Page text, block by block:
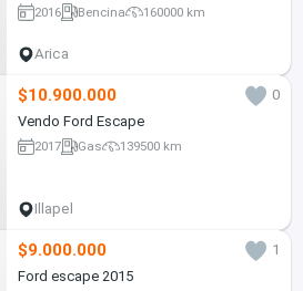
2016 Bencina 160000 km
Arica
$10.900.000
0
Vendo Ford Escape
2017 Gas 139500 km
Illapel
$9.000.000
1
Ford escape 2015